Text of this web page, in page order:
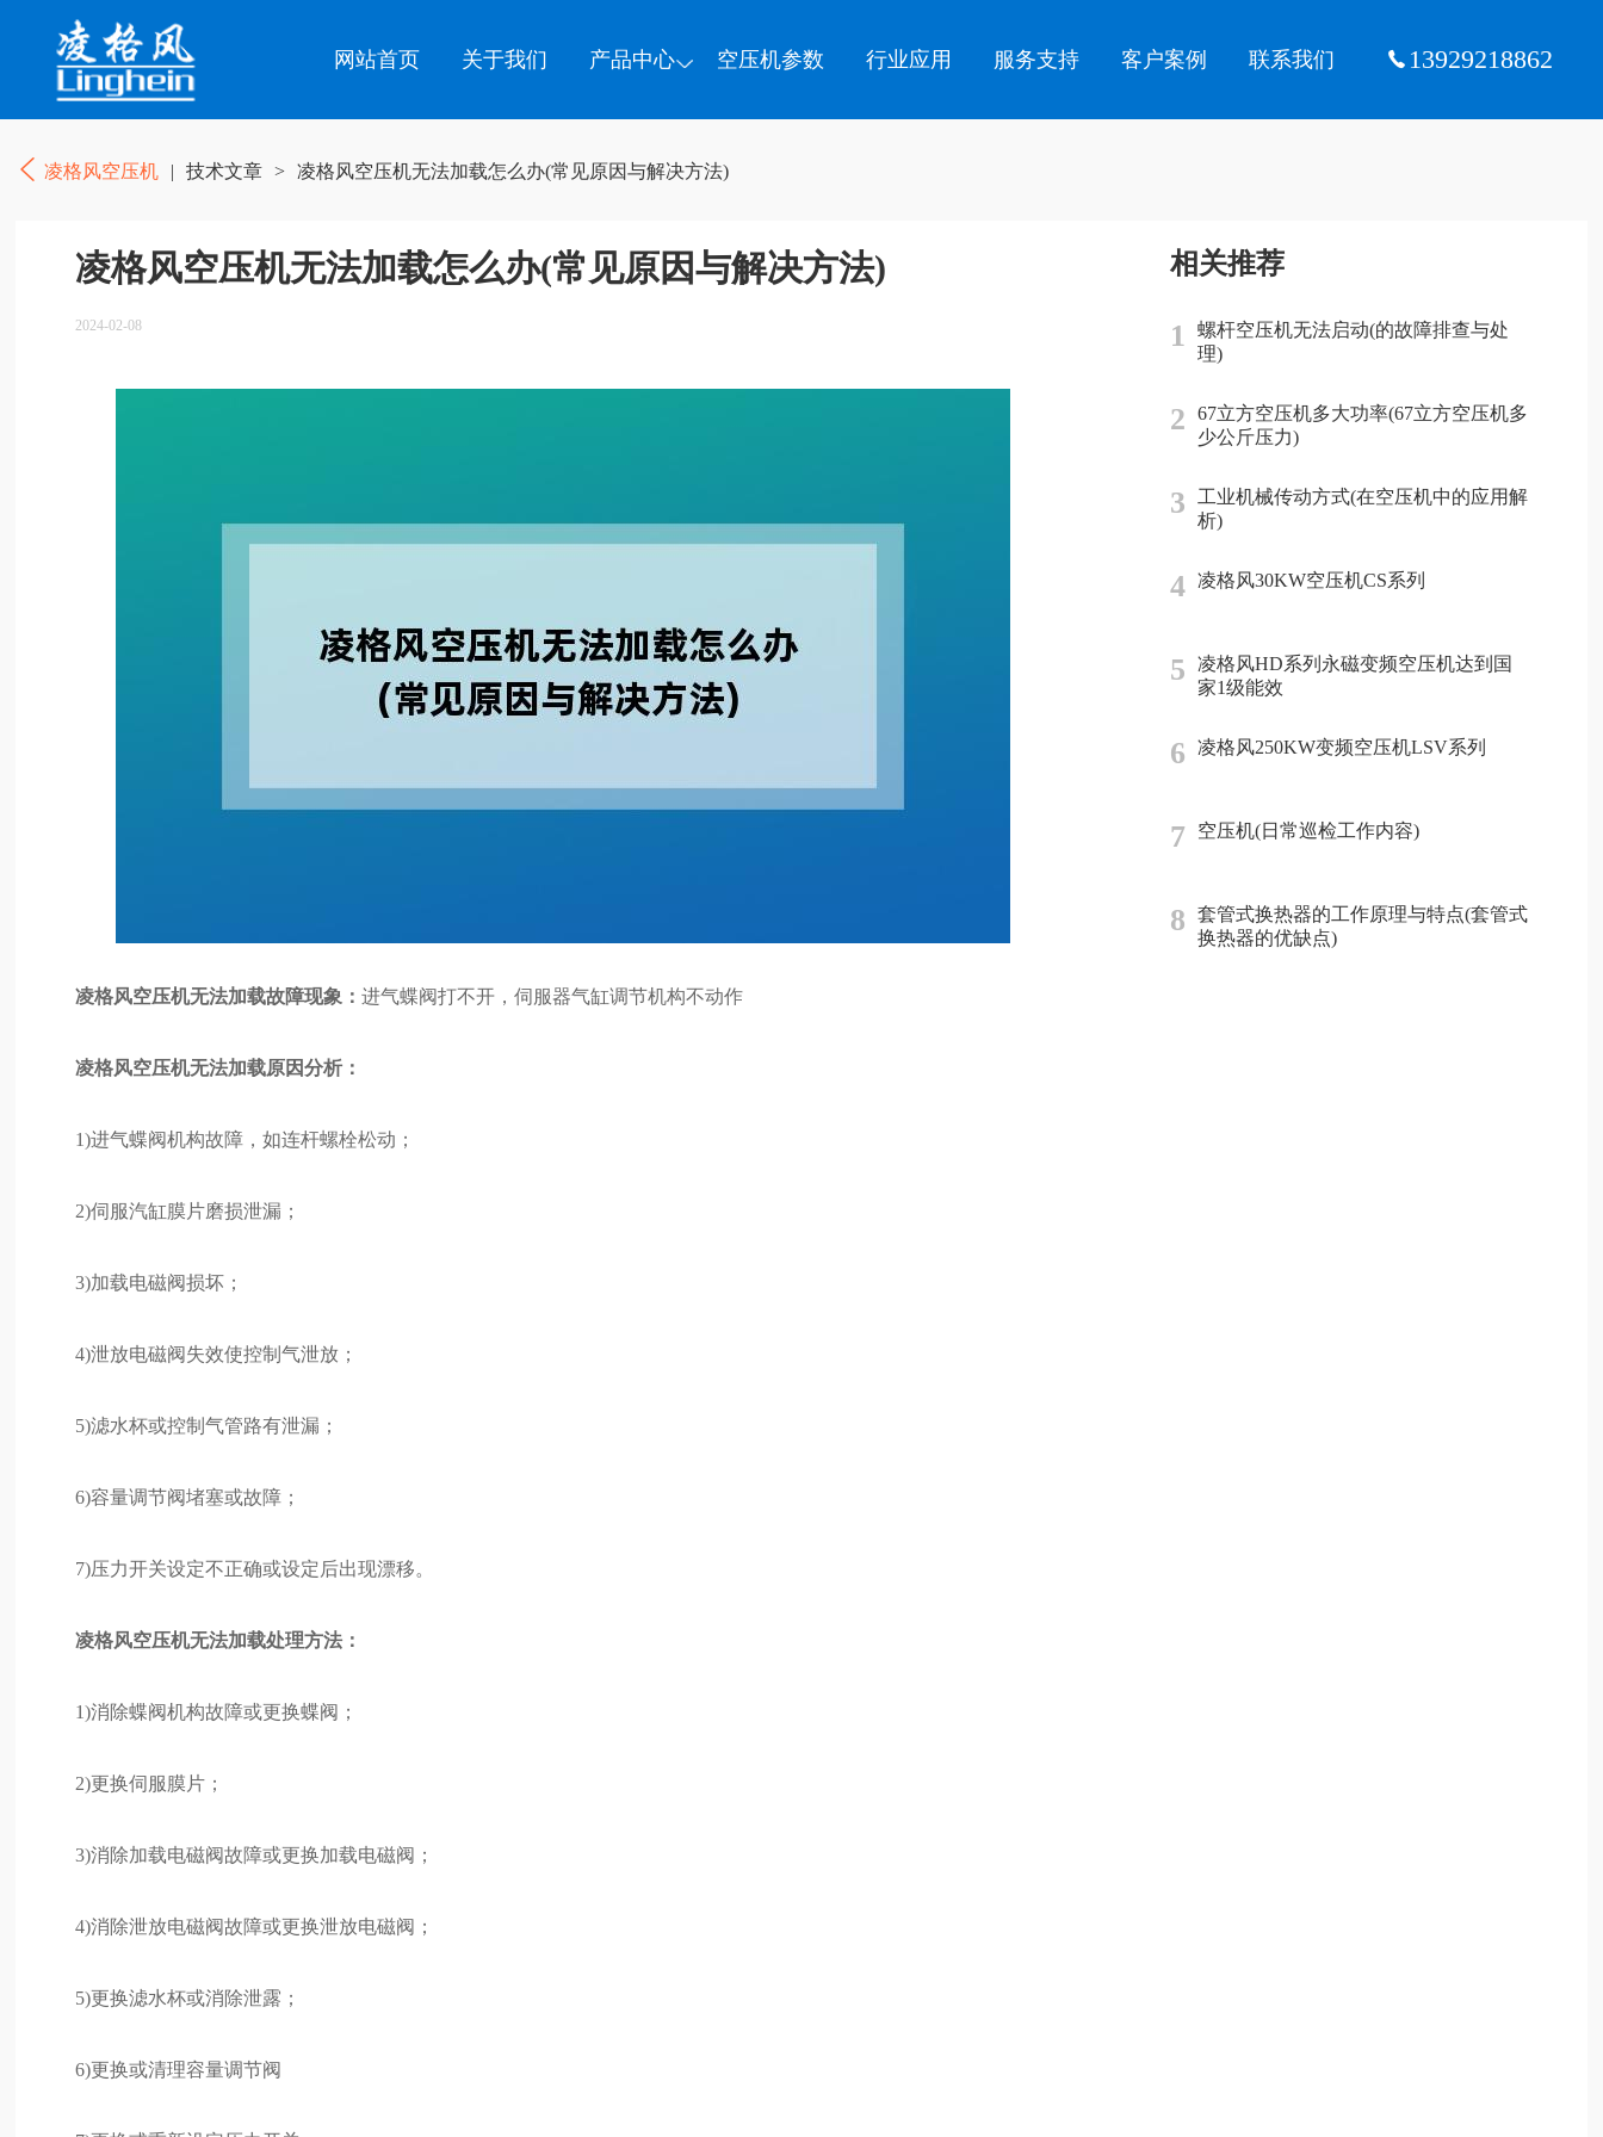
网站首页 关于我们 产品中心 空压机参数 行业应用 服务支持 客户案例 联系我们 13929218862
凌格风空压机 | 技术文章 > 凌格风空压机无法加载怎么办(常见原因与解决方法)
凌格风空压机无法加载怎么办(常见原因与解决方法)
2024-02-08
凌格风空压机无法加载故障现象：进气蝶阀打不开，伺服器气缸调节机构不动作
凌格风空压机无法加载原因分析：
1)进气蝶阀机构故障，如连杆螺栓松动；
2)伺服汽缸膜片磨损泄漏；
3)加载电磁阀损坏；
4)泄放电磁阀失效使控制气泄放；
5)滤水杯或控制气管路有泄漏；
6)容量调节阀堵塞或故障；
7)压力开关设定不正确或设定后出现漂移。
凌格风空压机无法加载处理方法：
1)消除蝶阀机构故障或更换蝶阀；
2)更换伺服膜片；
3)消除加载电磁阀故障或更换加载电磁阀；
4)消除泄放电磁阀故障或更换泄放电磁阀；
5)更换滤水杯或消除泄露；
6)更换或清理容量调节阀
相关推荐
1
螺杆空压机无法启动(的故障排查与处
理)
2
67立方空压机多大功率(67立方空压机多
少公斤压力)
3
工业机械传动方式(在空压机中的应用解
析)
4 凌格风30KW空压机CS系列
5
凌格风HD系列永磁变频空压机达到国
家1级能效
6 凌格风250KW变频空压机LSV系列
7 空压机(日常巡检工作内容)
8
套管式换热器的工作原理与特点(套管式
换热器的优缺点)